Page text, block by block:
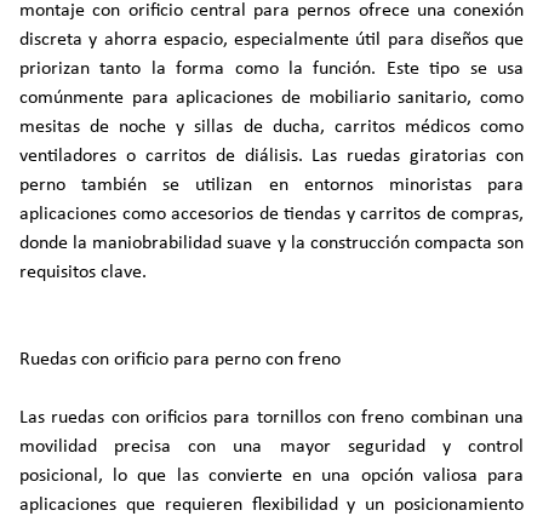
montaje con orificio central para pernos ofrece una conexión
discreta y ahorra espacio, especialmente útil para diseños que
priorizan tanto la forma como la función. Este tipo se usa
comúnmente para aplicaciones de mobiliario sanitario, como
mesitas de noche y sillas de ducha, carritos médicos como
ventiladores o carritos de diálisis. Las ruedas giratorias con
perno también se utilizan en entornos minoristas para
aplicaciones como accesorios de tiendas y carritos de compras,
donde la maniobrabilidad suave y la construcción compacta son
requisitos clave.
Ruedas con orificio para perno con freno
Las ruedas con orificios para tornillos con freno combinan una
movilidad precisa con una mayor seguridad y control
posicional, lo que las convierte en una opción valiosa para
aplicaciones que requieren flexibilidad y un posicionamiento